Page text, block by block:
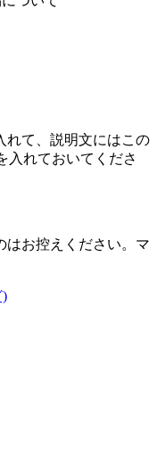
れて、説明文にはこの
入れておいてくださ
お控えください。マ
)